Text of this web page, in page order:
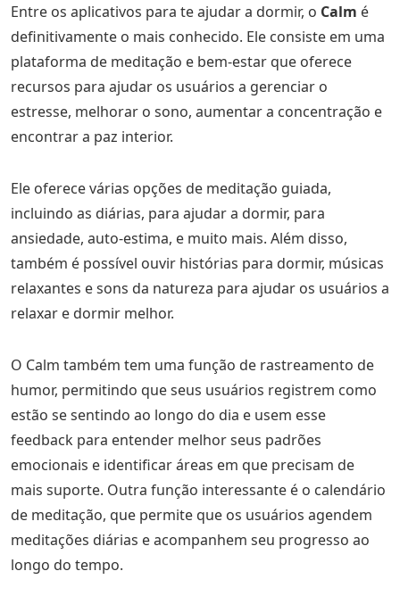
Entre os aplicativos para te ajudar a dormir, o Calm é
definitivamente o mais conhecido. Ele consiste em uma
plataforma de meditação e bem-estar que oferece
recursos para ajudar os usuários a gerenciar o
estresse, melhorar o sono, aumentar a concentração e
encontrar a paz interior.
Ele oferece várias opções de meditação guiada,
incluindo as diárias, para ajudar a dormir, para
ansiedade, auto-estima, e muito mais. Além disso,
também é possível ouvir histórias para dormir, músicas
relaxantes e sons da natureza para ajudar os usuários a
relaxar e dormir melhor.
O Calm também tem uma função de rastreamento de
humor, permitindo que seus usuários registrem como
estão se sentindo ao longo do dia e usem esse
feedback para entender melhor seus padrões
emocionais e identificar áreas em que precisam de
mais suporte. Outra função interessante é o calendário
de meditação, que permite que os usuários agendem
meditações diárias e acompanhem seu progresso ao
longo do tempo.